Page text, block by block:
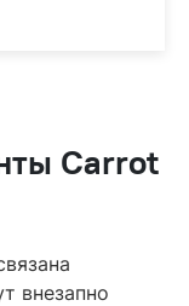
Carrot
внезапно